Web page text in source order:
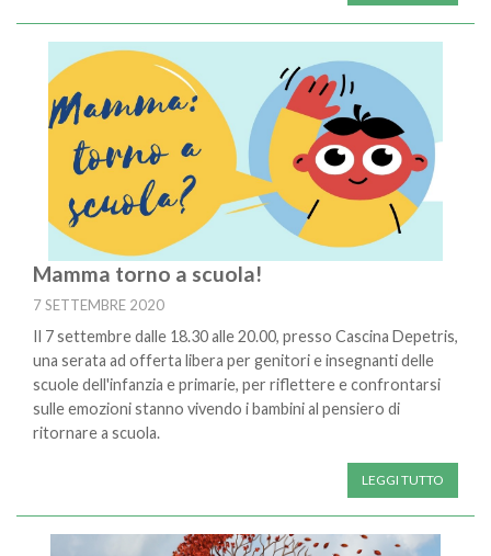
Mamma torno a scuola!
7 SETTEMBRE 2020
Il 7 settembre dalle 18.30 alle 20.00, presso Cascina Depetris,
una serata ad offerta libera per genitori e insegnanti delle
scuole dell'infanzia e primarie, per riflettere e confrontarsi
sulle emozioni stanno vivendo i bambini al pensiero di
ritornare a scuola.
LEGGI TUTTO